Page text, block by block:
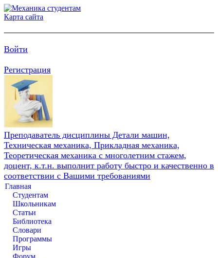
Карта сайта
Войти
Регистрация
Преподаватель дисциплины Детали машин,
Техническая механика, Прикладная механика,
Теоретическая механика с многолетним стажем,
доцент, к.т.н. выполнит работу быстро и качественно в
соответствии с Вашими требованиями
Главная
Студентам
Школьникам
Статьи
Библиотека
Словари
Программы
Игры
Форум